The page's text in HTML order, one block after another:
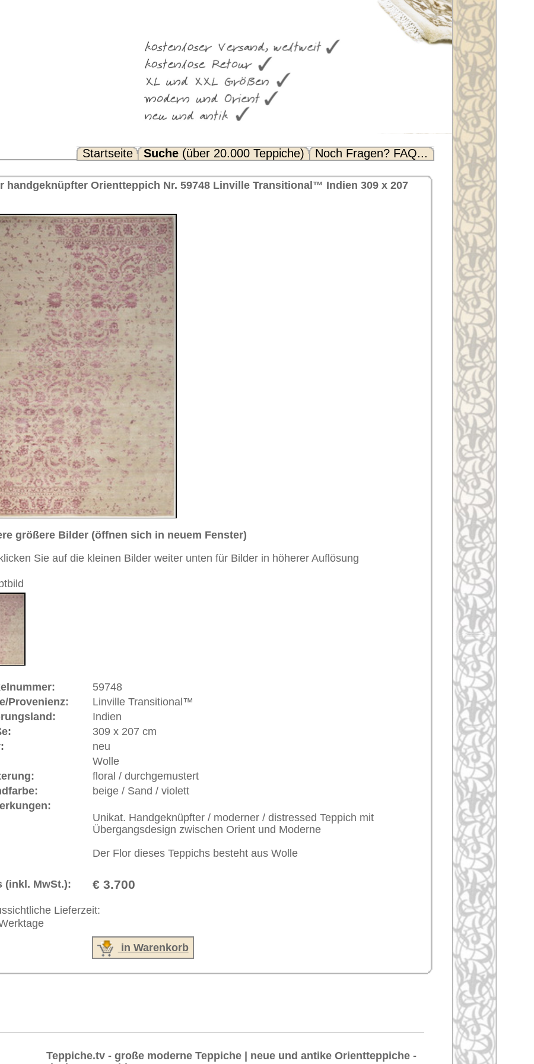
Noch Fragen? FAQ...
in neuem Fenster)
weiter unten für Bilder in höherer Auflösung
cm
zwischen Orient und Moderne
moderne Teppiche | neue und antike Orientteppiche -
+49 (0)40 450 4102
(0)20 7183 4544
646-688-1335